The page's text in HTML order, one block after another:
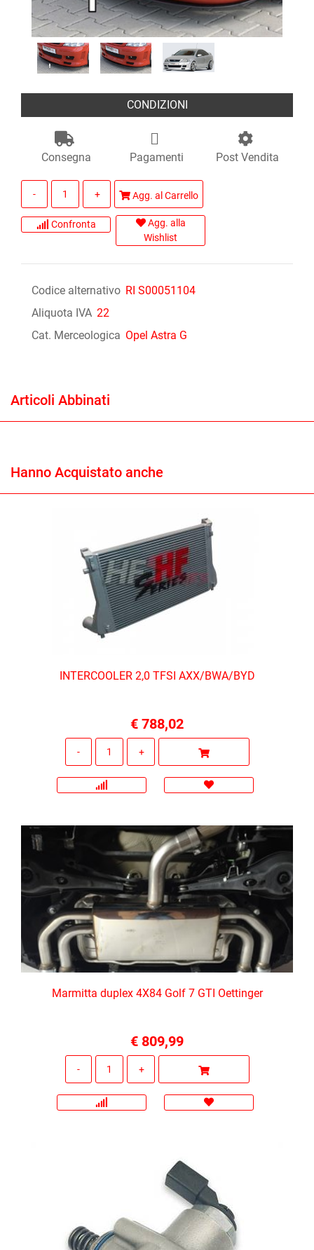
CONDIZIONI
Consegna Pagamenti Post Vendita
Agg. al Carrello
Confronta
Agg. alla
Wishlist
Codice alternativo RI S00051104
Aliquota IVA 22
Cat. Merceologica Opel Astra G
Articoli Abbinati
Hanno Acquistato anche
INTERCOOLER 2,0 TFSI AXX/BWA/BYD
€ 788,02
Marmitta duplex 4X84 Golf 7 GTI Oettinger
€ 809,99